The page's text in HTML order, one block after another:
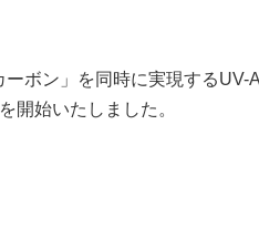
ボン」を同時に実現するUV-
開始いたしました。